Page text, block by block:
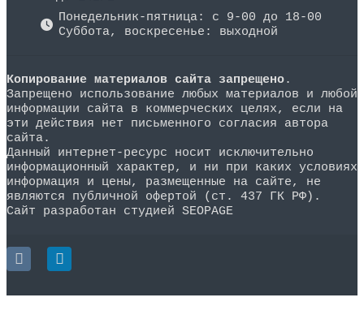
Понедельник-пятница: с 9-00 до 18-00
Суббота, воскресенье: выходной
Копирование материалов сайта запрещено.
Запрещено использование любых материалов и любой
информации сайта в коммерческих целях, если на
эти действия нет письменного согласия автора
сайта.
Данный интернет-ресурс носит исключительно
информационный характер, и ни при каких условиях
информация и цены, размещенные на сайте, не
являются публичной офертой (ст. 437 ГК РФ).
Сайт разработан студией SEOPAGE